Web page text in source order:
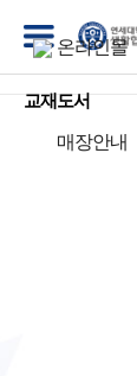
교재도서
온라인몰
매장안내